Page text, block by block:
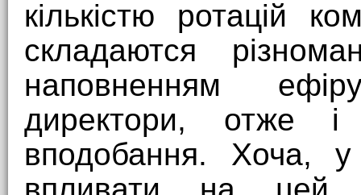
кількістю ротацій
складаются
наповненням
директори, отже і
вподобання. Хоча,